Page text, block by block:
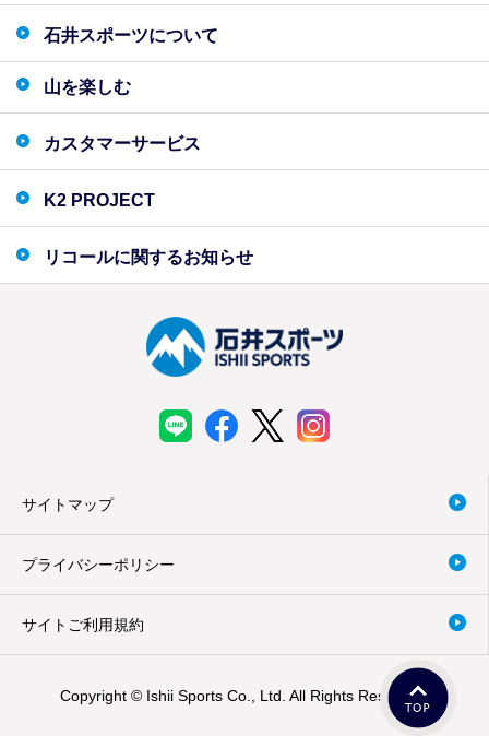
石井スポーツについて
山を楽しむ
カスタマーサービス
K2 PROJECT
リコールに関するお知らせ
サイトマップ
プライバシーポリシー
サイトご利用規約
Copyright © Ishii Sports Co., Ltd. All Rights Reserved.